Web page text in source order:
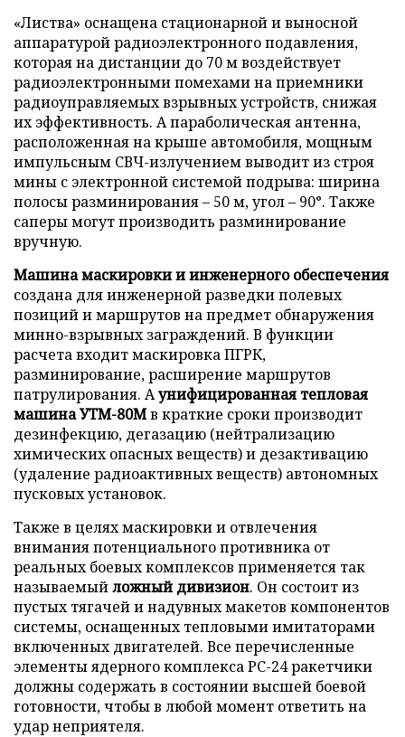
«Листва» оснащена стационарной и выносной
аппаратурой радиоэлектронного подавления,
которая на дистанции до 70 м воздействует
радиоэлектронными помехами на приемники
радиоуправляемых взрывных устройств, снижая
их эффективность. А параболическая антенна,
расположенная на крыше автомобиля, мощным
импульсным СВЧ-излучением выводит из строя
мины с электронной системой подрыва: ширина
полосы разминирования – 50 м, угол – 90°. Также
саперы могут производить разминирование
вручную.
Машина маскировки и инженерного обеспечения
создана для инженерной разведки полевых
позиций и маршрутов на предмет обнаружения
минно-взрывных заграждений. В функции
расчета входит маскировка ПГРК,
разминирование, расширение маршрутов
патрулирования. Аунифицированная тепловая
машина УТМ-80Мв краткие сроки производит
дезинфекцию, дегазацию (нейтрализацию
химических опасных веществ) и дезактивацию
(удаление радиоактивных веществ) автономных
пусковых установок.
Также в целях маскировки и отвлечения
внимания потенциального противника от
реальных боевых комплексов применяется так
называемыйложный дивизион. Он состоит из
пустых тягачей и надувных макетов компонентов
системы, оснащенных тепловыми имитаторами
включенных двигателей. Все перечисленные
элементы ядерного комплекса РС-24 ракетчики
должны содержать в состоянии высшей боевой
готовности, чтобы в любой момент ответить на
удар неприятеля.